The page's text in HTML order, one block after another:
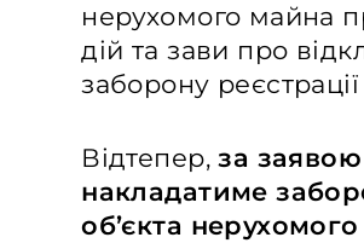
нерухомого майна
дій та зави про
заборону
Відтепер,за
накладатиме
об’єкта